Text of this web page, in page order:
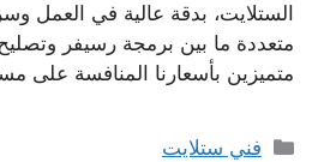
الستلايت، بدقة عالية في العمل
متعددة ما بين برمجة رسيفر
متميزين بأسعارنا المنافسة على
التصنيفات
فني ستلايت